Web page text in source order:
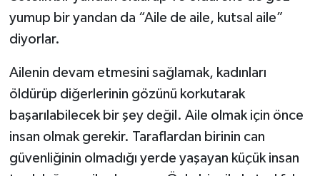
yumup bir yandan da “Aile de aile, kutsal aile”
diyorlar.
Ailenin devam etmesini sağlamak, kadınları
öldürüp diğerlerinin gözünü korkutarak
başarılabilecek bir şey değil. Aile olmak için önce
insan olmak gerekir. Taraflardan birinin can
güvenliğinin olmadığı yerde yaşayan küçük insan